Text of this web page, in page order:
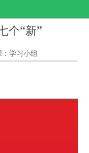
个“新”
学习小组